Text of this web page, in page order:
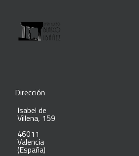
Dirección
Isabel de
Villena, 159
46011
Valencia
(España)